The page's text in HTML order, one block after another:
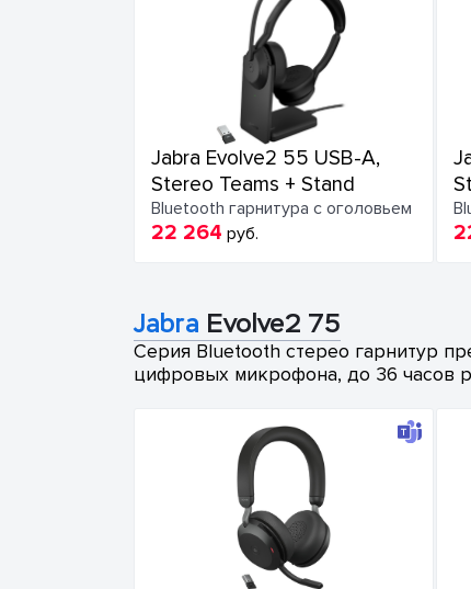
Jabra Evolve2 55 USB-A,
Stereo Teams + Stand
Bluetooth гарнитура с оголовьем
22 264 руб.
Jabra Evolve2 75
Серия Bluetooth стерео гарнитур
цифровых микрофона, до 36 часов